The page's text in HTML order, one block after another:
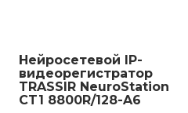
Нейросетевой IP-
видеорегистратор
TRASSIR NeuroStation
CT1 8800R/128-A6